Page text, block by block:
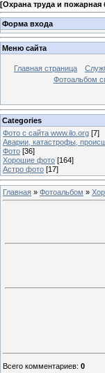
[Охрана труда и пожарная
Форма входа
Меню сайта
Главная страница
Фотоальбом
Categories
Фото с сайта www.ilo.org [7]
Аварии, катастрофы,
Фото [36]
Хорошие фото [164]
Астро фото [17]
Главная » Фотоальбом »
Всего комментариев: 0